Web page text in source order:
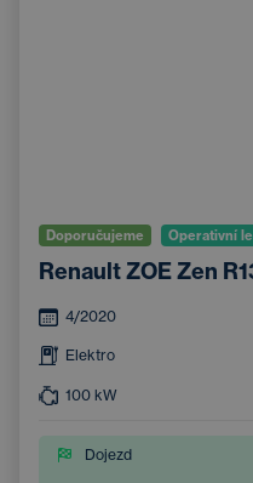
Doporučujeme Operativní
Renault ZOE Zen
4/2020
Elektro
100 kW
Dojezd